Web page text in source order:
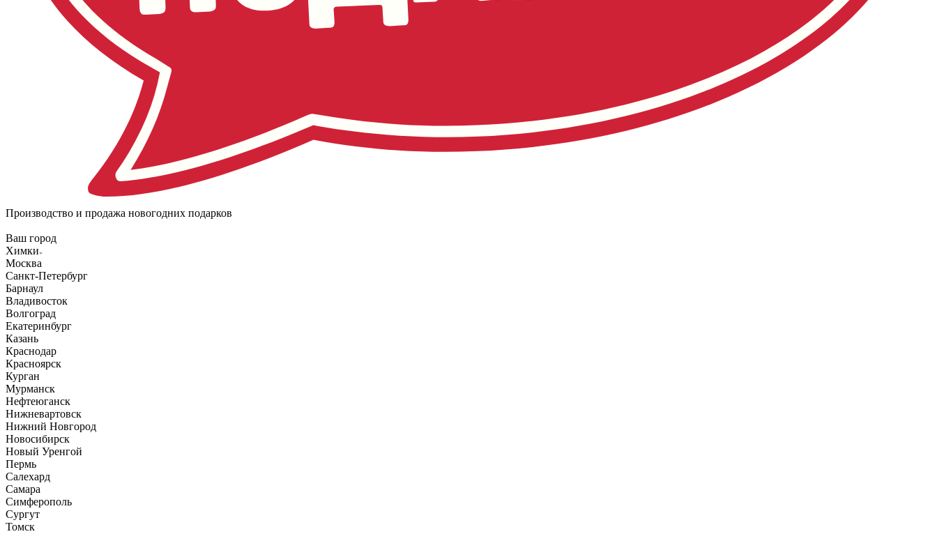
Производство и продажа новогодних подарков
Ваш город
Химки
Москва
Санкт-Петербург
Барнаул
Владивосток
Волгоград
Екатеринбург
Казань
Краснодар
Красноярск
Курган
Мурманск
Нефтеюганск
Нижневартовск
Нижний Новгород
Новосибирск
Новый Уренгой
Пермь
Салехард
Самара
Симферополь
Сургут
Томск